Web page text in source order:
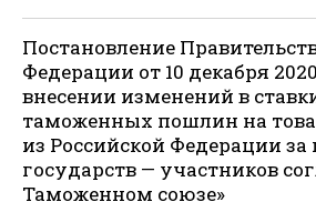
Постановление
Федерации от 10 декабря
внесении изменений в
таможенных пошлин на
из Российской Федерации
государств — участников
Таможенном союзе»